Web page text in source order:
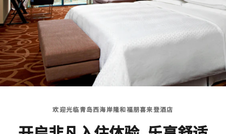
欢迎光临青岛西海岸隆和福朋喜来登酒店